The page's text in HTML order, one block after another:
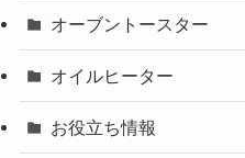
オーブントースター
オイルヒーター
お役立ち情報